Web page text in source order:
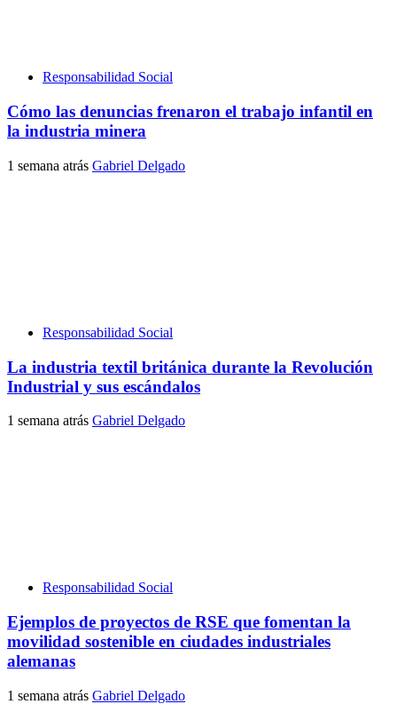
Responsabilidad Social
Cómo las denuncias frenaron el trabajo infantil en
la industria minera
1 semana atrás Gabriel Delgado
Responsabilidad Social
La industria textil británica durante la Revolución
Industrial y sus escándalos
1 semana atrás Gabriel Delgado
Responsabilidad Social
Ejemplos de proyectos de RSE que fomentan la
movilidad sostenible en ciudades industriales
alemanas
1 semana atrás Gabriel Delgado